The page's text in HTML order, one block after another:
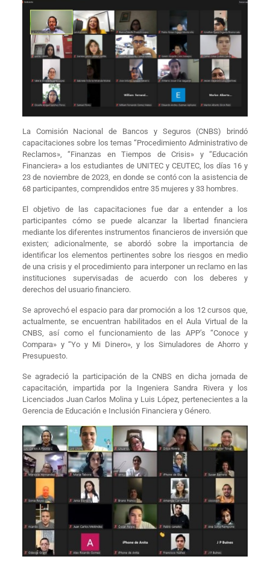
La Comisión Nacional de Bancos y Seguros (CNBS) brindó
capacitaciones sobre los temas “Procedimiento Administrativo de
Reclamos», “Finanzas en Tiempos de Crisis» y “Educación
Financiera» a los estudiantes de UNITEC y CEUTEC, los días 16 y
23 de noviembre de 2023, en donde se contó con la asistencia de
68 participantes, comprendidos entre 35 mujeres y 33 hombres.
El objetivo de las capacitaciones fue dar a entender a los
participantes cómo se puede alcanzar la libertad financiera
mediante los diferentes instrumentos financieros de inversión que
existen; adicionalmente, se abordó sobre la importancia de
identificar los elementos pertinentes sobre los riesgos en medio
de una crisis y el procedimiento para interponer un reclamo en las
instituciones supervisadas de acuerdo con los deberes y
derechos del usuario financiero.
Se aprovechó el espacio para dar promoción a los 12 cursos que,
actualmente, se encuentran habilitados en el Aula Virtual de la
CNBS, así como el funcionamiento de las APP’s “Conoce y
Compara» y “Yo y Mi Dinero», y los Simuladores de Ahorro y
Presupuesto.
Se agradeció la participación de la CNBS en dicha jornada de
capacitación, impartida por la Ingeniera Sandra Rivera y los
Licenciados Juan Carlos Molina y Luis López, pertenecientes a la
Gerencia de Educación e Inclusión Financiera y Género.